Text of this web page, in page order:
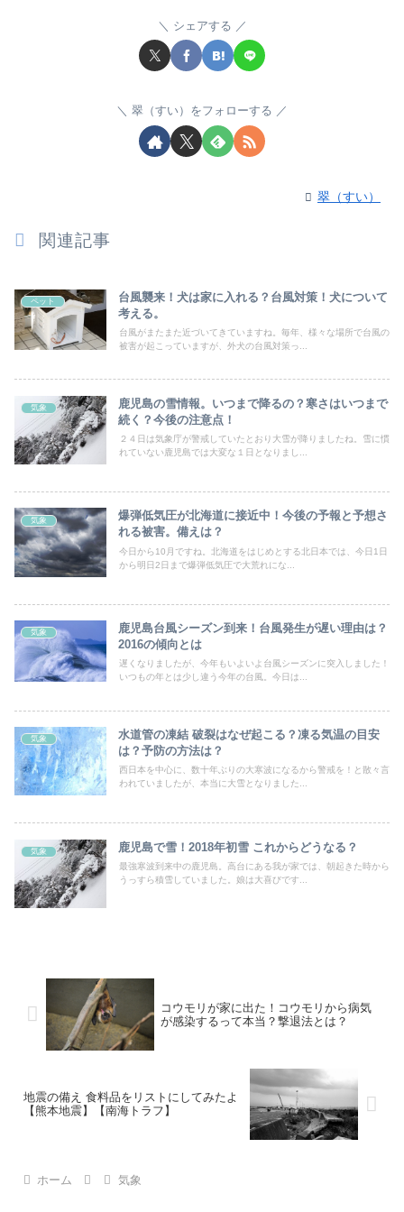
シェアする
翠（すい）をフォローする
翠（すい）
関連記事
ペット
台風襲来！犬は家に入れる？台風対策！犬について
考える。
台風がまたまた近づいてきていますね。毎年、様々な場所で台風の
被害が起こっていますが、外犬の台風対策っ...
気象
鹿児島の雪情報。いつまで降るの？寒さはいつまで
続く？今後の注意点！
２４日は気象庁が警戒していたとおり大雪が降りましたね。雪に慣
れていない鹿児島では大変な１日となりまし...
気象
爆弾低気圧が北海道に接近中！今後の予報と予想さ
れる被害。備えは？
今日から10月ですね。北海道をはじめとする北日本では、今日1日
から明日2日まで爆弾低気圧で大荒れにな...
気象
鹿児島台風シーズン到来！台風発生が遅い理由は？
2016の傾向とは
遅くなりましたが、今年もいよいよ台風シーズンに突入しました！
いつもの年とは少し違う今年の台風。今日は...
気象
水道管の凍結 破裂はなぜ起こる？凍る気温の目安
は？予防の方法は？
西日本を中心に、数十年ぶりの大寒波になるから警戒を！と散々言
われていましたが、本当に大雪となりました...
気象 鹿児島で雪！2018年初雪 これからどうなる？
最強寒波到来中の鹿児島。高台にある我が家では、朝起きた時から
うっすら積雪していました。娘は大喜びです...
コウモリが家に出た！コウモリから病気
が感染するって本当？撃退法とは？
地震の備え 食料品をリストにしてみたよ
【熊本地震】【南海トラフ】
ホーム 気象